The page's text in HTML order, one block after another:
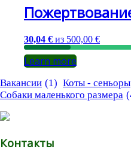
30,04 € из 500,00 €
Learn more
Вакансии (1) Коты - сеньоры
Собаки маленького размера
Контакты